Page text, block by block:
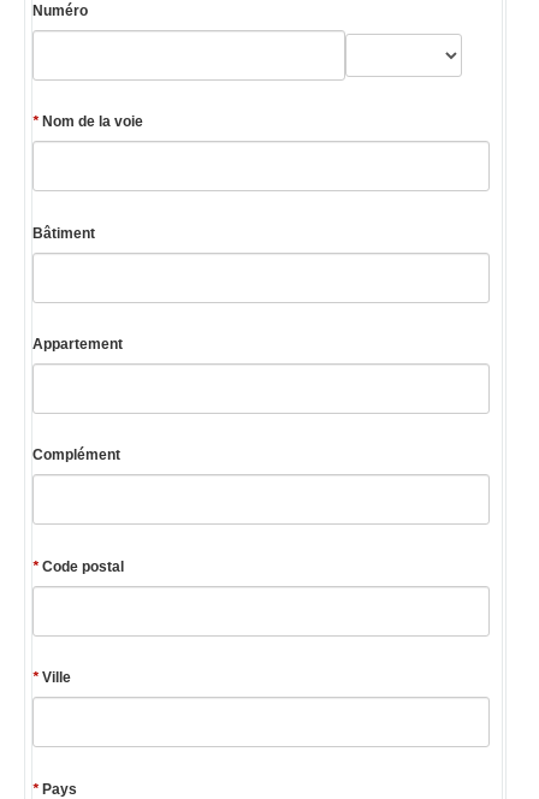
Numéro
*Nom de la voie
Bâtiment
Appartement
Complément
*Code postal
*Ville
*Pays